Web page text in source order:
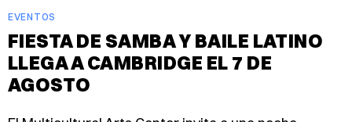
EVENTOS
FIESTA DE SAMBA Y BAILE LATINO
LLEGA A CAMBRIDGE EL 7 DE
AGOSTO